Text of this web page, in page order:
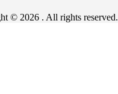
© 2026 . All rights reserved.